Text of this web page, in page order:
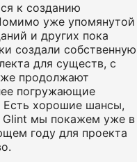
к созданию
уже упомянутой
и других пока
создали собственную
для существ, с
продолжают
погружающие
Есть хорошие шансы,
Glint мы покажем уже в
году для проекта